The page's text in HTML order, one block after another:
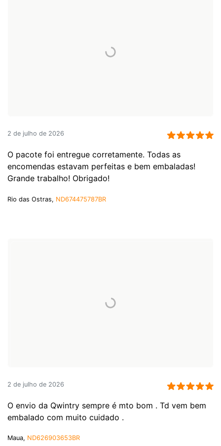
2 de julho de 2026
O pacote foi entregue corretamente. Todas as
encomendas estavam perfeitas e bem embaladas!
Grande trabalho! Obrigado!
Rio das Ostras, ND674475787BR
2 de julho de 2026
O envio da Qwintry sempre é mto bom . Td vem bem
embalado com muito cuidado .
Maua, ND626903653BR